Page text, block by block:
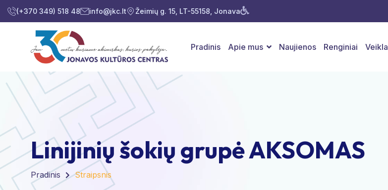
(+370 349) 518 48 info@jkc.lt Žeimių g. 15, LT-55158, Jonava
Pradinis Apie mus Naujienos Renginiai Veikla
Linijinių šokių grupė AKSOMAS
Pradinis Straipsnis